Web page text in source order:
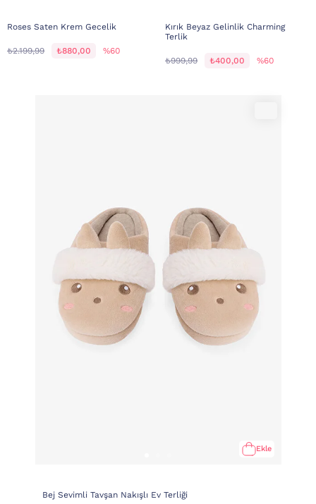
Roses Saten Krem Gecelik
₺2.199,99 ₺880,00 %60
Kırık Beyaz Gelinlik Charming
Terlik
₺999,99 ₺400,00 %60
Ekle
Bej Sevimli Tavşan Nakışlı Ev Terliği